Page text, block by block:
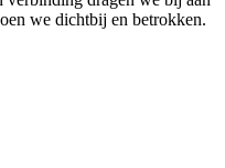
we dichtbij en betrokken.